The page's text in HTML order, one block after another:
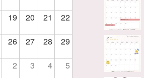
19 20 21 22
26 27 28 29
2 3 4 5